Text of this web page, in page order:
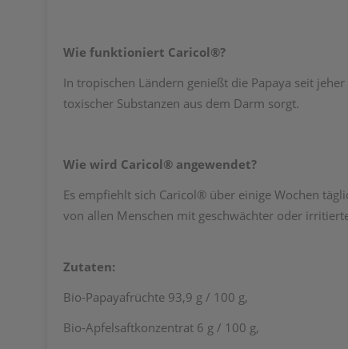
Wie funktioniert Caricol®?
In tropischen Ländern genießt die Papaya seit
toxischer Substanzen aus dem Darm sorgt.
Wie wird Caricol® angewendet?
Es empfiehlt sich Caricol® über einige Wochen
von allen Menschen mit geschwächter oder
Zutaten:
Bio-Papayafrüchte 93,9 g / 100 g,
Bio-Apfelsaftkonzentrat 6 g / 100 g,